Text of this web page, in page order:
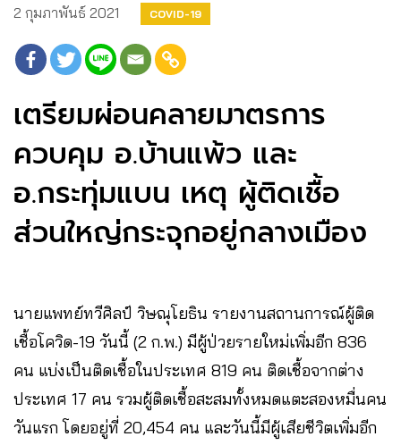
2 กุมภาพันธ์ 2021 COVID-19
เตรียมผ่อนคลายมาตรการ
ควบคุม อ.บ้านแพ้ว และ
อ.กระทุ่มแบน เหตุ ผู้ติดเชื้อ
ส่วนใหญ่กระจุกอยู่กลางเมือง
นายแพทย์ทวีศิลป์ วิษณุโยธิน รายงานสถานการณ์ผู้ติด
เชื้อโควิด-19 วันนี้ (2 ก.พ.) มีผู้ป่วยรายใหม่เพิ่มอีก 836
คน แบ่งเป็นติดเชื้อในประเทศ 819 คน ติดเชื้อจากต่าง
ประเทศ 17 คน รวมผู้ติดเชื้อสะสมทั้งหมดแตะสองหมื่นคน
วันแรก โดยอยู่ที่ 20,454 คน และวันนี้มีผู้เสียชีวิตเพิ่มอีก